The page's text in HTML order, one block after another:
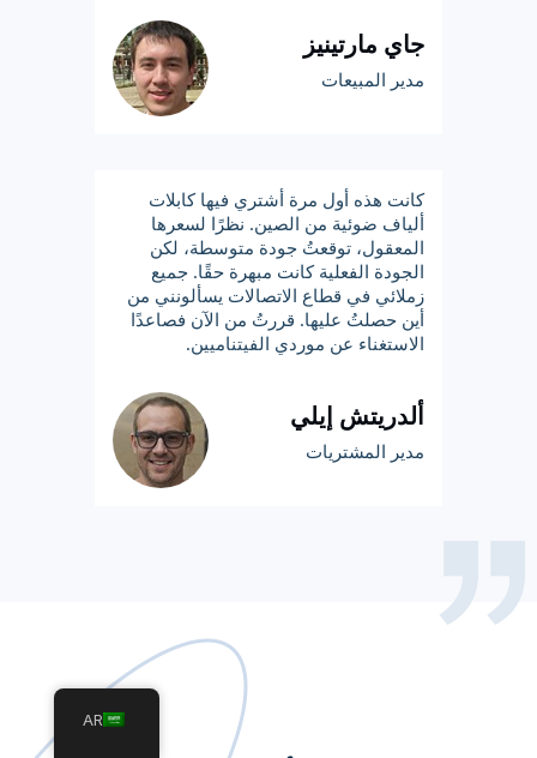
جاي مارتينيز
مدير المبيعات
كانت هذه أول مرة أشتري فيها كابلات
ألياف ضوئية من الصين. نظرًا لسعرها
المعقول، توقعتُ جودة متوسطة، لكن
الجودة الفعلية كانت مبهرة حقًا. جميع
زملائي في قطاع الاتصالات يسألونني من
أين حصلتُ عليها. قررتُ من الآن فصاعدًا
الاستغناء عن موردي الفيتناميين.
ألدريتش إيلي
مدير المشتريات
AR